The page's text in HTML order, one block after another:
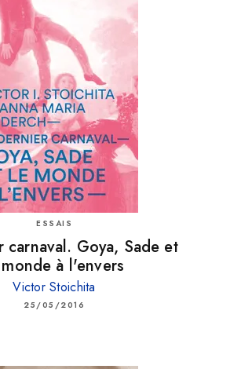
ESSAIS
carnaval. Goya, Sade et
à l'envers
Victor Stoichita
25/05/2016